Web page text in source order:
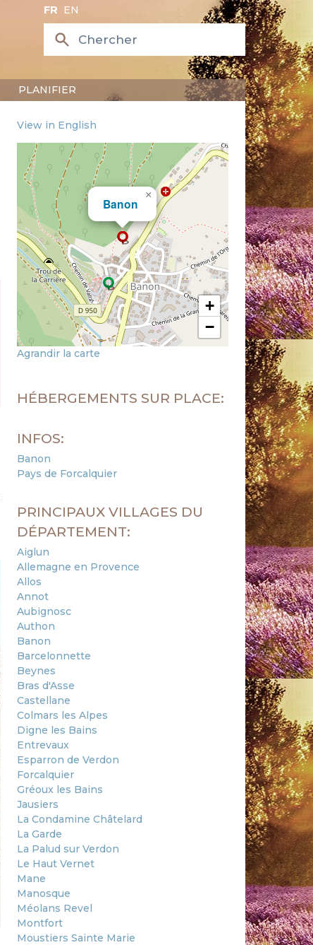
FR EN
PLANIFIER
View in English
Banon
×
+
−
Agrandir la carte
HÉBERGEMENTS SUR PLACE:
INFOS:
Banon
Pays de Forcalquier
PRINCIPAUX VILLAGES DU
DÉPARTEMENT:
Aiglun
Allemagne en Provence
Allos
Annot
Aubignosc
Authon
Banon
Barcelonnette
Beynes
Bras d'Asse
Castellane
Colmars les Alpes
Digne les Bains
Entrevaux
Esparron de Verdon
Forcalquier
Gréoux les Bains
Jausiers
La Condamine Châtelard
La Garde
La Palud sur Verdon
Le Haut Vernet
Mane
Manosque
Méolans Revel
Montfort
Moustiers Sainte Marie